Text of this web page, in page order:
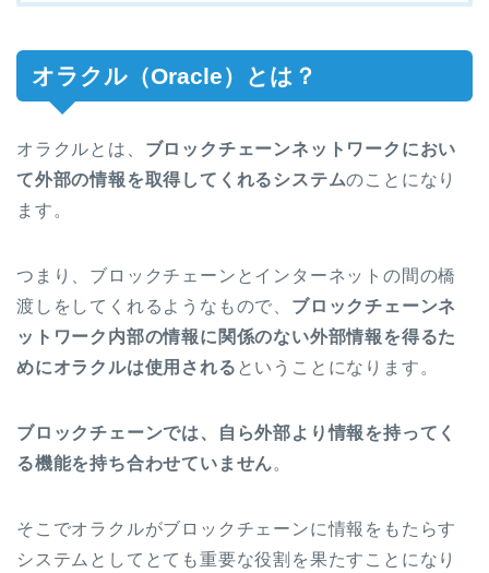
オラクル（Oracle）とは？
オラクルとは、 ブロックチェーンネットワークにおい
て外部の情報を取得してくれるシステムのことになり
ます。
つまり、ブロックチェーンとインターネットの間の橋
渡しをしてくれるようなもので、 ブロックチェーンネ
ットワーク内部の情報に関係のない外部情報を得るた
めにオラクルは使用される ということになります。
ブロックチェーンでは、自ら外部より情報を持ってく
る機能を持ち合わせていません。
そこでオラクルがブロックチェーンに情報をもたらす
システムとしてとても重要な役割を果たすことになり